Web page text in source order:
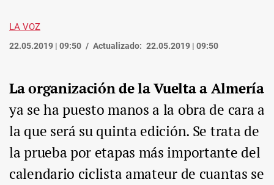
LA VOZ
22.05.2019 | 09:50 Actualizado: 22.05.2019 | 09:50
La organización de la Vuelta a Almería
ya se ha puesto manos a la obra de cara a
la que será su quinta edición. Se trata de
la prueba por etapas más importante del
calendario ciclista amateur de cuantas se